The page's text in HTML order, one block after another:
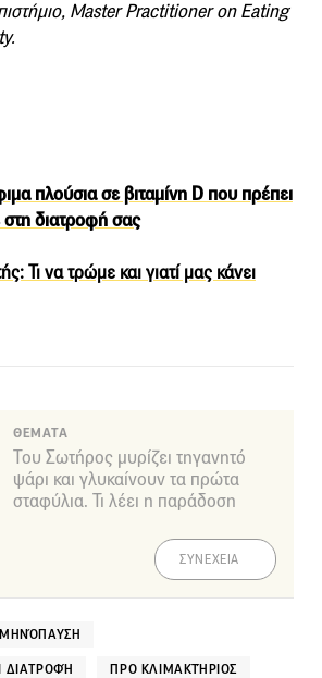
Master Practitioner on Eating
πλούσια σε βιταμίνη D που πρέπει
διατροφή σας
Τι να τρώμε και γιατί μας κάνει
ΘΕΜΑΤΑ
Του Σωτήρος μυρίζει τηγανητό
ψάρι και γλυκαίνουν τα πρώτα
σταφύλια. Τι λέει η παράδοση
ΣΥΝΕΧΕΙΑ
ΠΡΟ ΚΛΙΜΑΚΤΉΡΙΟΣ